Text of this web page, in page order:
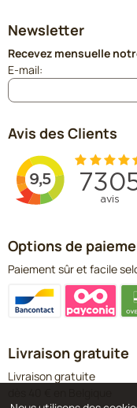
Newsletter
Recevez mensuelle
E-mail:
Avis des Clients
Options de
Paiement sûr et facile
Livraison gratuite
Livraison gratuite